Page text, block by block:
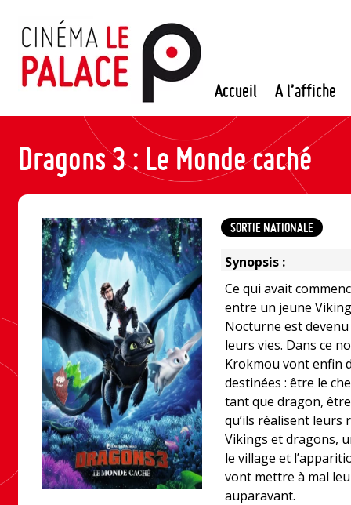
contenu
Accueil A l’affiche
Dragons 3 : Le Monde caché
SORTIE NATIONALE
Synopsis :
Ce qui avait
entre un jeune
Nocturne est
leurs vies. Dans ce
Krokmou vont enfin
destinées : être le
tant que dragon,
qu’ils réalisent leurs
Vikings et dragons,
le village et
vont mettre à mal
auparavant.